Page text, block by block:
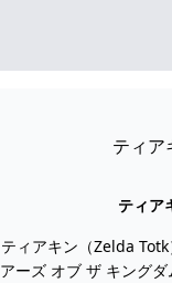
ティア
ティア
ティアキン（Zelda
アーズ オブ ザ キング